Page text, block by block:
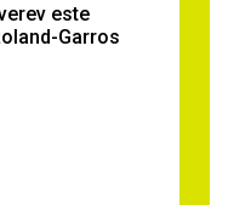
este
Garros